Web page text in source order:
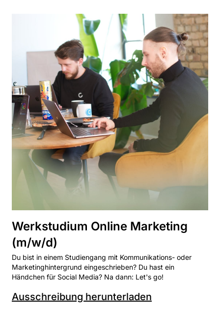
Werkstudium Online Marketing
(m/w/d)
Du bist in einem Studiengang mit Kommunikations- oder
Marketinghintergrund eingeschrieben? Du hast ein
Händchen für Social Media? Na dann: Let's go!
Ausschreibung herunterladen